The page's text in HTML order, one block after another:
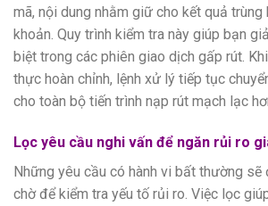
mã, nội dung nhằm giữ cho kết quả
khoản. Quy trình kiểm tra này giúp bạn
biệt trong các phiên giao dịch gấp rút.
thực hoàn chỉnh, lệnh xử lý tiếp tục
cho toàn bộ tiến trình nạp rút mạch lạc
Lọc yêu cầu nghi vấn để ngăn rủi ro
Những yêu cầu có hành vi bất thường
chờ để kiểm tra yếu tố rủi ro. Việc lọc